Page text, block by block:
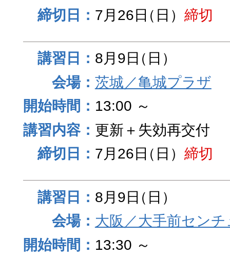
7月26日（日） 締切
8月9日（日）
茨城／亀城プラザ
13:00 ～
更新＋失効再交付
7月26日（日） 締切
8月9日（日）
大阪／大手前セン
13:30 ～